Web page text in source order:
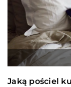
Jaką pościel